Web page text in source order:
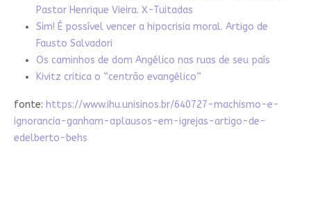
Pastor Henrique Vieira. X-Tuitadas
Sim! É possível vencer a hipocrisia moral. Artigo de
Fausto Salvadori
Os caminhos de dom Angélico nas ruas de seu país
Kivitz critica o “centrão evangélico”
fonte: https://www.ihu.unisinos.br/640727-machismo-e-
ignorancia-ganham-aplausos-em-igrejas-artigo-de-
edelberto-behs